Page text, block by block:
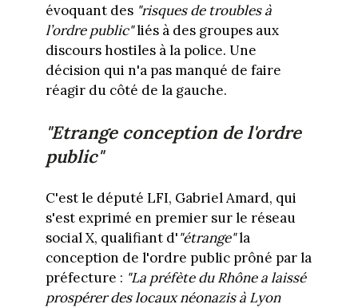
évoquant des "risques de troubles à
l’ordre public"liés à des groupes aux
discours hostiles à la police. Une
décision qui n'a pas manqué de faire
réagir du côté de la gauche.
"Etrange conception de l'ordre
public"
C'est le député LFI, Gabriel Amard, qui
s'est exprimé en premier sur le réseau
social X, qualifiant d'"étrange"la
conception de l'ordre public prôné par la
préfecture : "La préfète du Rhône a laissé
prospérer des locaux néonazis à Lyon